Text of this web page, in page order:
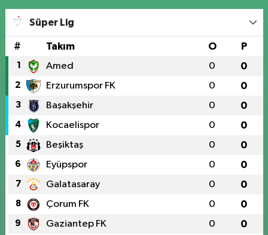
Süper Lig
# Takım O P
1 Amed 0 0
2 Erzurumspor FK 0 0
3 Başakşehir 0 0
4 Kocaelispor 0 0
5 Beşiktaş 0 0
6 Eyüpspor 0 0
7 Galatasaray 0 0
8 Çorum FK 0 0
9 Gaziantep FK 0 0